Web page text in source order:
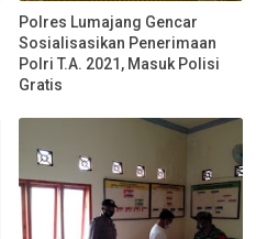
Polres Lumajang Gencar
Sosialisasikan Penerimaan
Polri T.A. 2021, Masuk Polisi
Gratis